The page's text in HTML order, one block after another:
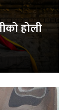
होली